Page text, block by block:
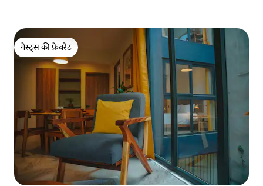
गेस्ट्स की फ़ेवरेट
गेस्ट्स की फ़ेवरेट